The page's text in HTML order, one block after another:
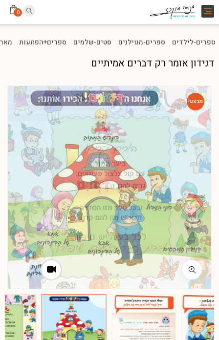
Toggle
navigation
0
ספרים-לילדים ספרים-מנוילנים סטים-שלמים ספרים+הפתעות
דנידון אומר רק דברים אמיתיים
מבצע!